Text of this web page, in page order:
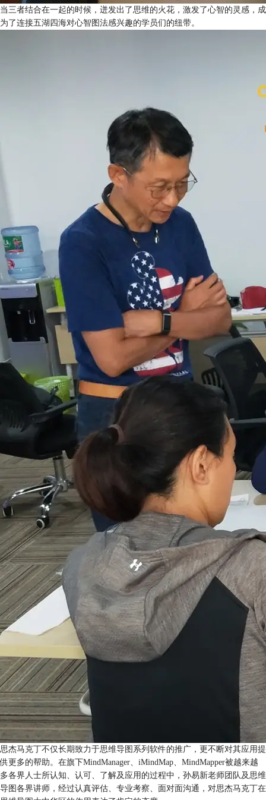
当三者结合在一起的时候，迸发出了思维的火花，激发了心智的灵感，成
为了连接五湖四海对心智图法感兴趣的学员们的纽带。
思杰马克丁不仅长期致力于思维导图系列软件的推广，更不断对其应用提
供更多的帮助。在旗下MindManager、iMindMap、MindMapper被越来越
多各界人士所认知、认可、了解及应用的过程中，孙易新老师团队及思维
导图各界讲师，经过认真评估、专业考察、面对面沟通，对思杰马克丁在